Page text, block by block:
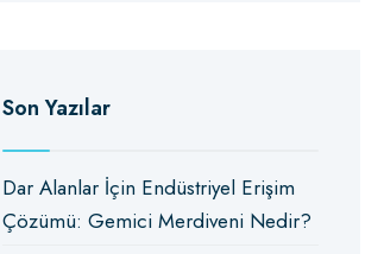
Son Yazılar
Dar Alanlar İçin Endüstriyel Erişim
Çözümü: Gemici Merdiveni Nedir?